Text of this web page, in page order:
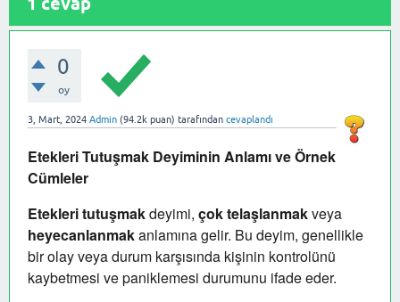
0
oy
3, Mart, 2024 Admin (94.2k puan) tarafından cevaplandı
Etekleri Tutuşmak Deyiminin Anlamı ve Örnek
Cümleler
Etekleri tutuşmakdeyimi, çok telaşlanmakveya
heyecanlanmakanlamına gelir. Bu deyim, genellikle
bir olay veya durum karşısında kişinin kontrolünü
kaybetmesi ve paniklemesi durumunu ifade eder.